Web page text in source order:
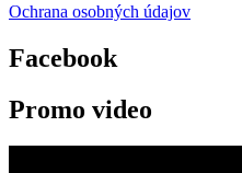
Ochrana osobných údajov
Facebook
Promo video